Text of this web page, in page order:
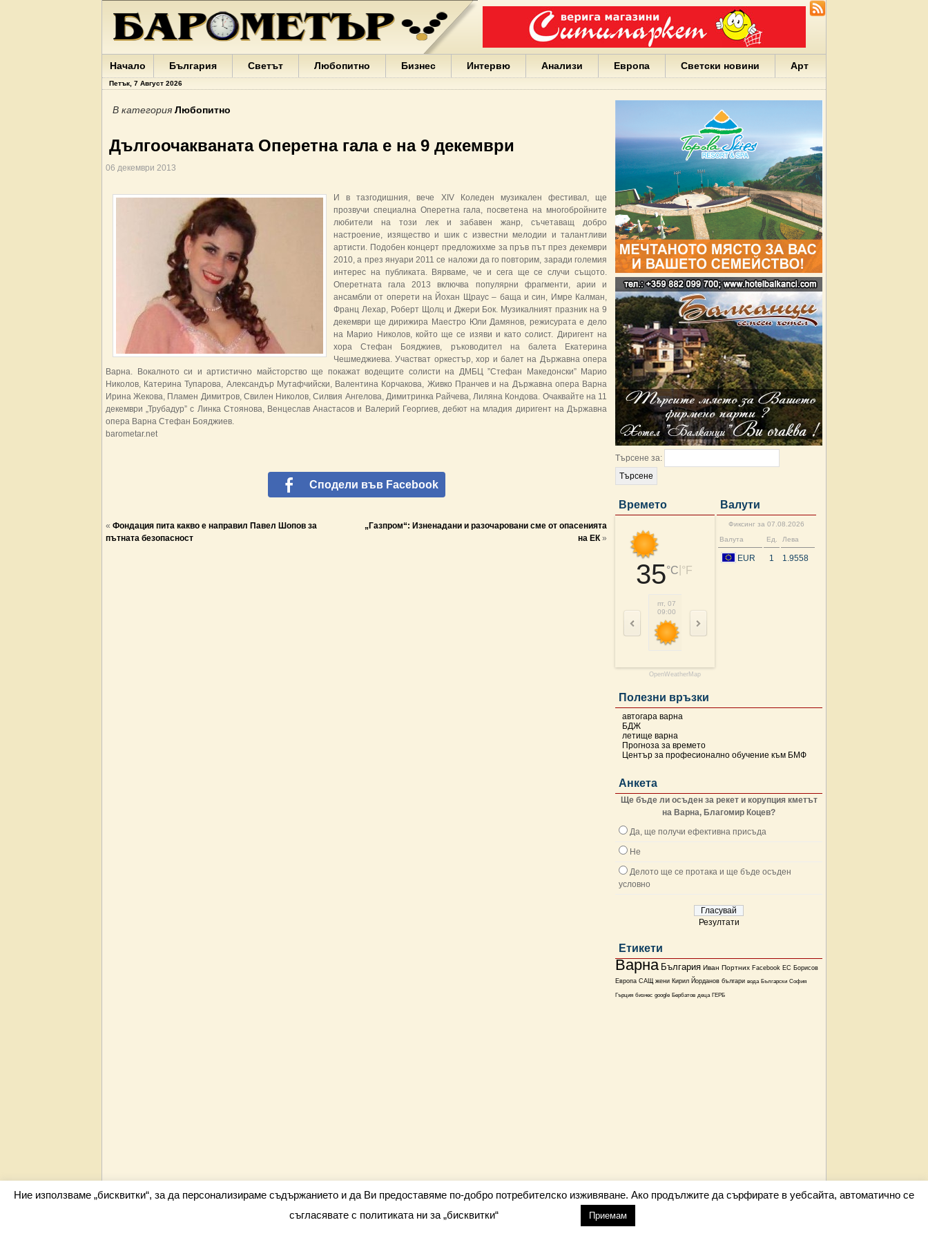
Варна
България
Портних
Facebook
ЕС
Борисов
Европа
Йорданов
българи
София
Гърция
бизнес
google
деца
Бербатов
ГЕРБ
Начало България Светът Любопитно Бизнес Интервю Анализи Европа Светски новини Арт
Петък, 7 Август 2026
Търсене за:
Времето
35°C °F
пт, 07
09:00
12:00
OpenWeatherMap
Валути
Фиксинг за 07.08.2026
Валута
Ед. Лева
EUR 1 1.9558
Полезни връзки
автогара варна
БДЖ
летище варна
Прогноза за времето
Център за професионално обучение към БМФ
Анкета
Ще бъде ли осъден за рекет и корупция кметът
на Варна, Благомир Коцев?
Да, ще получи ефективна присъда
Не
Делото ще се протака и ще бъде осъден
условно
Резултати
Етикети
Варна България Иван Портних Facebook ЕС Борисов
Европа САЩ жени Кирил Йорданов българи вода Български София
Гърция бизнес google Бербатов деца ГЕРБ
В категория Любопитно
Дългоочакваната Оперетна гала е на 9 декември
06 декември 2013
И в тазгодишния, вече XIV Коледен музикален фестивал, ще
прозвучи специална Оперетна гала, посветена на многобройните
любители на този лек и забавен жанр, съчетаващ добро
настроение, изящество и шик с известни мелодии и талантливи
артисти. Подобен концерт предложихме за пръв път през декември
2010, а през януари 2011 се наложи да го повторим, заради големия
интерес на публиката. Вярваме, че и сега ще се случи същото.
Оперетната гала 2013 включва популярни фрагменти, арии и
ансамбли от оперети на Йохан Щраус – баща и син, Имре Калман,
Франц Лехар, Роберт Щолц и Джери Бок. Музикалният празник на 9
декември ще дирижира Маестро Юли Дамянов, режисурата е дело
на Марио Николов, който ще се изяви и като солист. Диригент на
хора Стефан Бояджиев, ръководител на балета Екатерина
Чешмеджиева. Участват оркестър, хор и балет на Държавна опера
Варна. Вокалното си и артистично майсторство ще покажат водещите солисти на ДМБЦ ”Стефан Македонски” Марио
Николов, Катерина Тупарова, Александър Мутафчийски, Валентина Корчакова, Живко Пранчев и на Държавна опера Варна
Ирина Жекова, Пламен Димитров, Свилен Николов, Силвия Ангелова, Димитринка Райчева, Лиляна Кондова. Очаквайте на 11
декември „Трубадур” с Линка Стоянова, Венцеслав Анастасов и Валерий Георгиев, дебют на младия диригент на Държавна
опера Варна Стефан Бояджиев.
barometar.net
Сподели във Facebook
« Фондация пита какво е направил Павел Шопов за
пътната безопасност
„Газпром“: Изненадани и разочаровани сме от опасенията
на ЕК»
Всички права запазени barometar.net © 2026 info@barometar.net
Ние използваме „бисквитки“, за да персонализираме съдържанието и да Ви предоставяме по-добро потребителско изживяване. Ако продължите да сърфирате в уебсайта, автоматично се
съгласявате с политиката ни за „бисквитки“
Приемам